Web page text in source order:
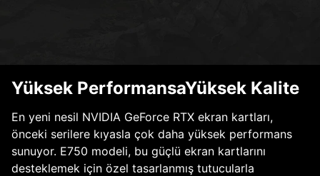
Yüksek PerformansaYüksek Kalite
En yeni nesil NVIDIA GeForce RTX ekran kartları,
önceki serilere kıyasla çok daha yüksek performans
sunuyor. E750 modeli, bu güçlü ekran kartlarını
desteklemek için özel tasarlanmış tutucularla